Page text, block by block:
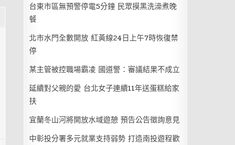
台東市區無預警停電5分鐘 民眾摸黑洗澡煮晚
餐
北市水門全數開放 紅黃線24日上午7時恢復禁
停
某主管被控職場霸凌 國道警：審議結果不成立
延續對父親的愛 台北女子連續11年送蛋糕給家
扶
宜蘭冬山河將開放水域遊憩 預告公告徵詢意見
中彰投分署多元就業支持弱勢 打造南投遊程歡